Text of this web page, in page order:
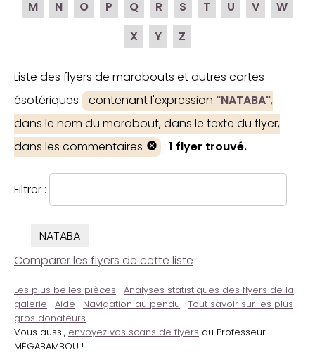
M
N O P Q R S T U V
W
X
Y Z
Liste des flyers de marabouts et autres cartes
ésotériques
contenant l'expression "NATABA",
dans le nom du marabout, dans le texte du flyer,
dans les commentaires
: 1 flyer trouvé.
Filtrer :
NATABA
Comparer les flyers de cette liste
Les plus belles pièces | Analyses statistiques des flyers de la
galerie | Aide | Navigation au pendu | Tout savoir sur les plus
gros donateurs
Vous aussi, envoyez vos scans de flyers au Professeur
MÉGABAMBOU !